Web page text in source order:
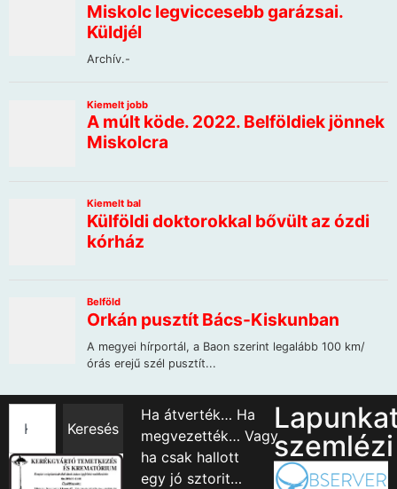
Keresés
Ha átverték… Ha
megvezették… Vagy
ha csak hallott
egy jó sztorit…
szemlézi